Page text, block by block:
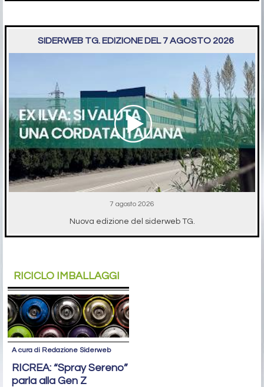
SIDERWEB TG. EDIZIONE DEL 7 AGOSTO 2026
7 agosto 2026
Nuova edizione del siderweb TG.
RICICLO IMBALLAGGI
A cura di Redazione Siderweb
RICREA: “Spray Sereno”
parla alla Gen Z